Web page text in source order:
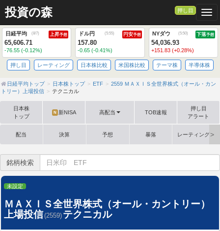
投資の森 押し目
日経平均 (8/7) 上昇予想
65,606.71
-76.55 (-0.12%)
ドル円 (5:55) 円安予想
157.80
-0.65 (-0.41%)
NYダウ (5:50) 下落予想
54,036.93
+151.83 (+0.28%)
押し目 レーティング 日本株比較 米国株比較 テーマ株 半導体株
日経平均トップ 日本株トップ ETF
2559 ＭＡＸＩＳ全世界株式（オール・カン
トリー）上場投信
テクニカル
日本株
トップ
N 新NISA 高配当 TOB速報
押し目
アラート
配当 決算 予想 暴落 レーティング格
銘柄検索
未設定
ＭＡＸＩＳ全世界株式（オール・カントリー）
上場投信(2559) テクニカル